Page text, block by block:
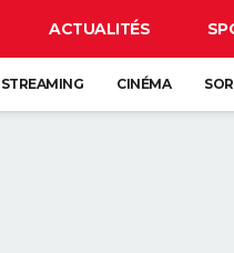
ACTUALITÉS
STREAMING CINÉMA